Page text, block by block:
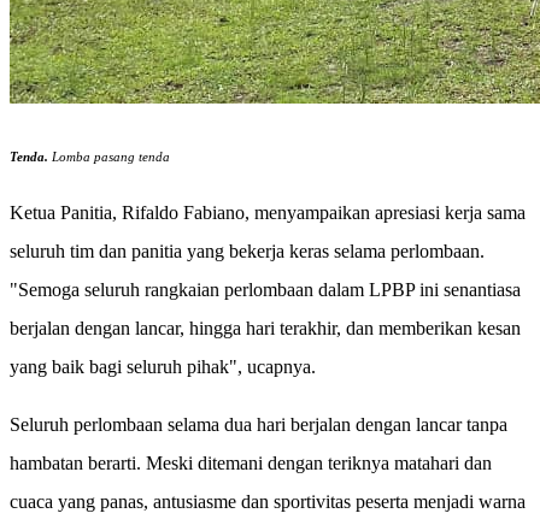
Tenda. Lomba pasang tenda
Ketua Panitia, Rifaldo Fabiano, menyampaikan apresiasi kerja sama
seluruh tim dan panitia yang bekerja keras selama perlombaan.
"Semoga seluruh rangkaian perlombaan dalam LPBP ini senantiasa
berjalan dengan lancar, hingga hari terakhir, dan memberikan kesan
yang baik bagi seluruh pihak", ucapnya.
Seluruh perlombaan selama dua hari berjalan dengan lancar tanpa
hambatan berarti. Meski ditemani dengan teriknya matahari dan
cuaca yang panas, antusiasme dan sportivitas peserta menjadi warna